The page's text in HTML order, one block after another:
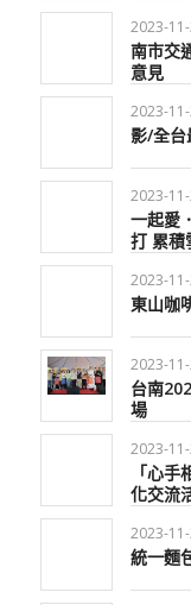
2023-
南市交
意見
2023-
影/全台
2023-
一起愛
打 累積
2023-
東山咖
2023-
台南
場
2023-
「心
化交流
2023-
統一麵